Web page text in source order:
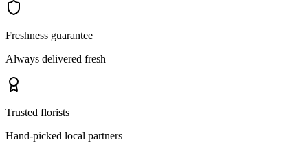
Freshness guarantee
Always delivered fresh
Trusted florists
Hand-picked local partners